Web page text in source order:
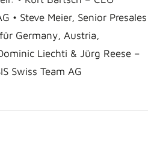
• Steve Meier, Senior Presales
Germany, Austria,
Liechti & Jürg Reese –
Swiss Team AG